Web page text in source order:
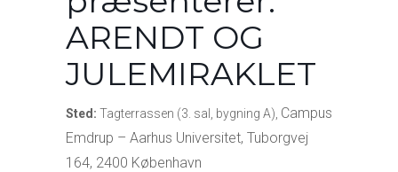
ARENDT OG
JULEMIRAKLET
Sted: Tagterrassen (3. sal, bygning A), Campus
Emdrup – Aarhus Universitet, Tuborgvej
164, 2400 København